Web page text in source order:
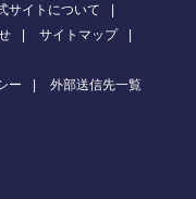
サイトについて
サイトマップ
ー 外部送信先一覧